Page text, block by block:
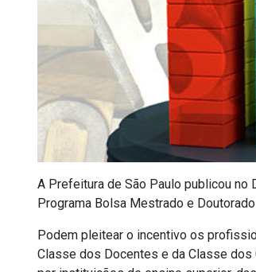
A Prefeitura de São Paulo publicou
Programa Bolsa Mestrado e
Podem pleitear o incentivo os
Classe dos Docentes e da Classe